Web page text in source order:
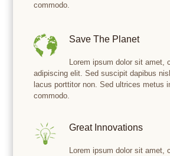
commodo.
Save The Planet
Lorem ipsum dolor sit amet,
adipiscing elit. Sed suscipit dapibus
lacus porttitor non. Sed ultrices metus
commodo.
Great Innovations
Lorem ipsum dolor sit amet,